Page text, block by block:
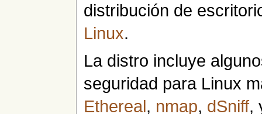
distribución de
Linux.
La distro incluye
seguridad para Linux
Ethereal, nmap, dSniff,